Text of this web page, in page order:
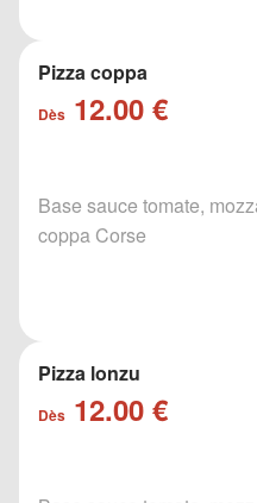
Pizza coppa
Dès 12.00 €
Base sauce tomate,
coppa Corse
Pizza lonzu
Dès 12.00 €